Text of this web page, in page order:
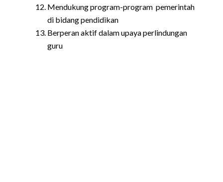
Mendukung program-program pemerintah
di bidang pendidikan
Berperan aktif dalam upaya perlindungan
guru